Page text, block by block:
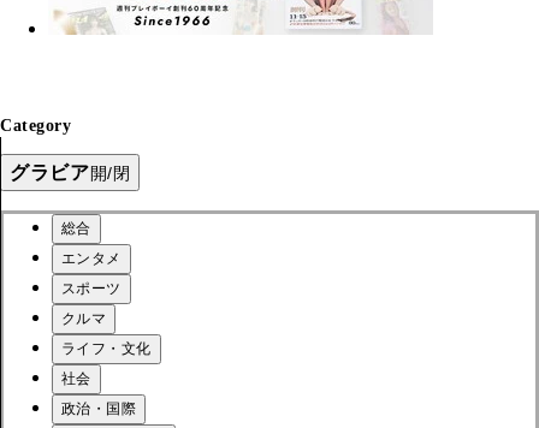
Category
グラビア開/閉
総合
エンタメ
スポーツ
クルマ
ライフ・文化
社会
政治・国際